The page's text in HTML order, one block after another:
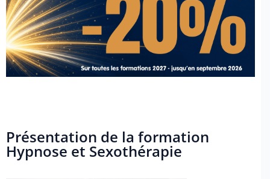
Présentation de la formation
Hypnose et Sexothérapie